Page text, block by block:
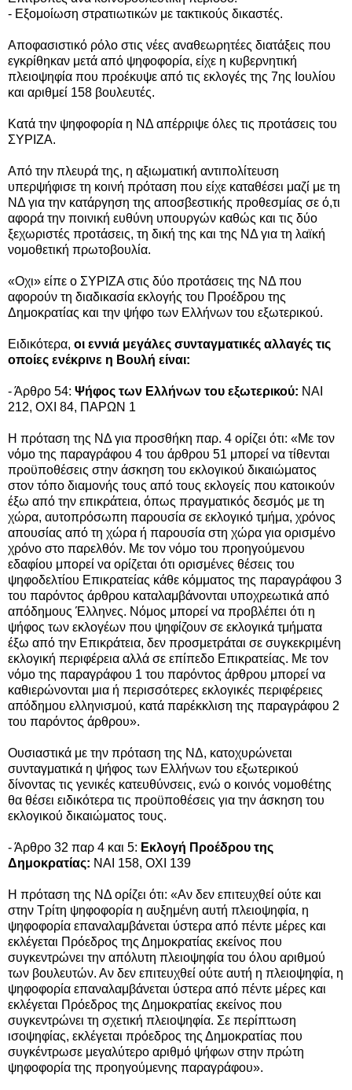
- Εξομοίωση στρατιωτικών με τακτικούς δικαστές.
Αποφασιστικό ρόλο στις νέες αναθεωρητέες διατάξεις που
εγκρίθηκαν μετά από ψηφοφορία, είχε η κυβερνητική
πλειοψηφία που προέκυψε από τις εκλογές της 7ης Ιουλίου
και αριθμεί 158 βουλευτές.
Κατά την ψηφοφορία η ΝΔ απέρριψε όλες τις προτάσεις του
ΣΥΡΙΖΑ.
Από την πλευρά της, η αξιωματική αντιπολίτευση
υπερψήφισε τη κοινή πρόταση που είχε καταθέσει μαζί με τη
ΝΔ για την κατάργηση της αποσβεστικής προθεσμίας σε ό,τι
αφορά την ποινική ευθύνη υπουργών καθώς και τις δύο
ξεχωριστές προτάσεις, τη δική της και της ΝΔ για τη λαϊκή
νομοθετική πρωτοβουλία.
«Οχι» είπε ο ΣΥΡΙΖΑ στις δύο προτάσεις της ΝΔ που
αφορούν τη διαδικασία εκλογής του Προέδρου της
Δημοκρατίας και την ψήφο των Ελλήνων του εξωτερικού.
Ειδικότερα, οι εννιά μεγάλες συνταγματικές αλλαγές τις
οποίες ενέκρινε η Βουλή είναι:
- Άρθρο 54: Ψήφος των Ελλήνων του εξωτερικού: ΝΑΙ
212, ΟΧΙ 84, ΠΑΡΩΝ 1
Η πρόταση της ΝΔ για προσθήκη παρ. 4 ορίζει ότι: «Με τον
νόμο της παραγράφου 4 του άρθρου 51 μπορεί να τίθενται
προϋποθέσεις στην άσκηση του εκλογικού δικαιώματος
στον τόπο διαμονής τους από τους εκλογείς που κατοικούν
έξω από την επικράτεια, όπως πραγματικός δεσμός με τη
χώρα, αυτοπρόσωπη παρουσία σε εκλογικό τμήμα, χρόνος
απουσίας από τη χώρα ή παρουσία στη χώρα για ορισμένο
χρόνο στο παρελθόν. Με τον νόμο του προηγούμενου
εδαφίου μπορεί να ορίζεται ότι ορισμένες θέσεις του
ψηφοδελτίου Επικρατείας κάθε κόμματος της παραγράφου 3
του παρόντος άρθρου καταλαμβάνονται υποχρεωτικά από
απόδημους Έλληνες. Νόμος μπορεί να προβλέπει ότι η
ψήφος των εκλογέων που ψηφίζουν σε εκλογικά τμήματα
έξω από την Επικράτεια, δεν προσμετράται σε συγκεκριμένη
εκλογική περιφέρεια αλλά σε επίπεδο Επικρατείας. Με τον
νόμο της παραγράφου 1 του παρόντος άρθρου μπορεί να
καθιερώνονται μια ή περισσότερες εκλογικές περιφέρειες
απόδημου ελληνισμού, κατά παρέκκλιση της παραγράφου 2
του παρόντος άρθρου».
Ουσιαστικά με την πρόταση της ΝΔ, κατοχυρώνεται
συνταγματικά η ψήφος των Ελλήνων του εξωτερικού
δίνοντας τις γενικές κατευθύνσεις, ενώ ο κοινός νομοθέτης
θα θέσει ειδικότερα τις προϋποθέσεις για την άσκηση του
εκλογικού δικαιώματος τους.
- Άρθρο 32 παρ 4 και 5: Εκλογή Προέδρου της
Δημοκρατίας: ΝΑΙ 158, ΟΧΙ 139
Η πρόταση της ΝΔ ορίζει ότι: «Αν δεν επιτευχθεί ούτε και
στην Τρίτη ψηφοφορία η αυξημένη αυτή πλειοψηφία, η
ψηφοφορία επαναλαμβάνεται ύστερα από πέντε μέρες και
εκλέγεται Πρόεδρος της Δημοκρατίας εκείνος που
συγκεντρώνει την απόλυτη πλειοψηφία του όλου αριθμού
των βουλευτών. Αν δεν επιτευχθεί ούτε αυτή η πλειοψηφία, η
ψηφοφορία επαναλαμβάνεται ύστερα από πέντε μέρες και
εκλέγεται Πρόεδρος της Δημοκρατίας εκείνος που
συγκεντρώνει τη σχετική πλειοψηφία. Σε περίπτωση
ισοψηφίας, εκλέγεται πρόεδρος της Δημοκρατίας που
συγκέντρωσε μεγαλύτερο αριθμό ψήφων στην πρώτη
ψηφοφορία της προηγούμενης παραγράφου».